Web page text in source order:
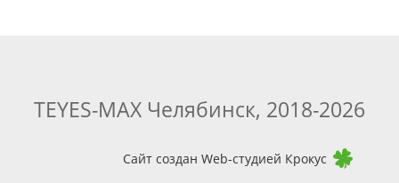
TEYES-MAX Челябинск, 2018-2026
Сайт создан Web-студией Крокус